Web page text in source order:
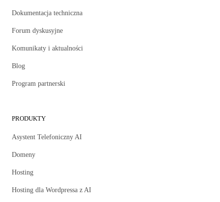
Dokumentacja techniczna
Forum dyskusyjne
Komunikaty i aktualności
Blog
Program partnerski
PRODUKTY
Asystent Telefoniczny AI
Domeny
Hosting
Hosting dla Wordpressa z AI